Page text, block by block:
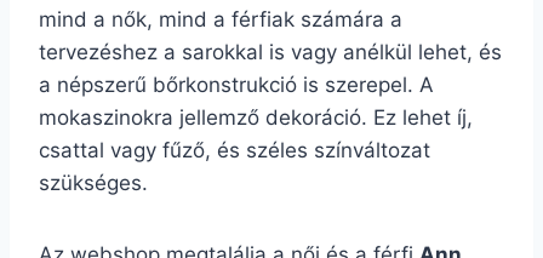
mind a nők, mind a férfiak számára a
tervezéshez a sarokkal is vagy anélkül lehet, és
a népszerű bőrkonstrukció is szerepel. A
mokaszinokra jellemző dekoráció. Ez lehet íj,
csattal vagy fűző, és széles színváltozat
szükséges.